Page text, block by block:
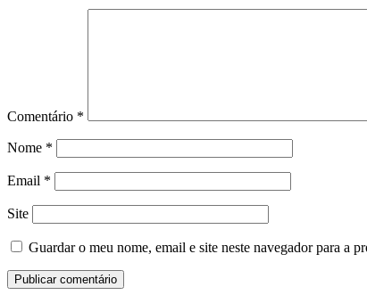
Comentário *
Nome *
Email *
Site
Guardar o meu nome, email e site neste navegador para a